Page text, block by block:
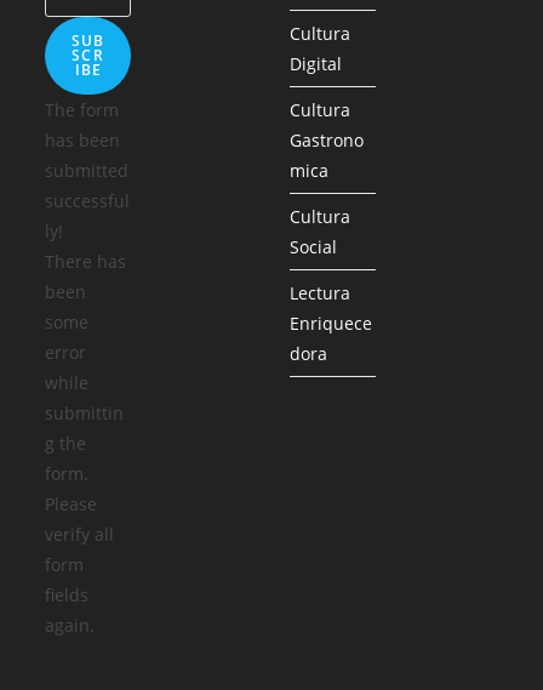
SUB
SCR
IBE
The form
has been
submitted
successful
ly!
There has
been
some
error
while
submittin
g the
form.
Please
verify all
form
fields
again.
Cultura
Digital
Cultura
Gastrono
mica
Cultura
Social
Lectura
Enriquece
dora